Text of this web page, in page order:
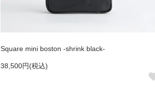
Square mini boston -shrink black-
38,500円(税込)